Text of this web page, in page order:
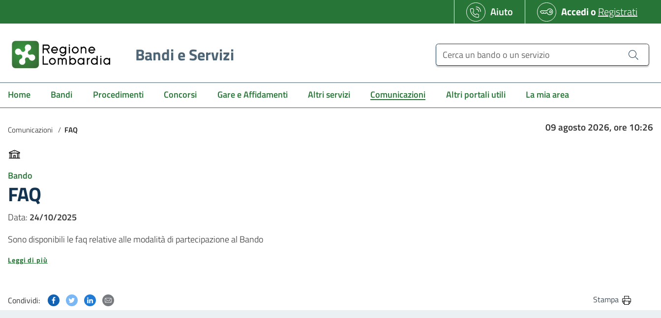
Aiuto AccedioRegistrati
Bandi e Servizi Cerca un bando o un servizio
Home Bandi Procedimenti Concorsi Gare e Affidamenti Altri servizi Comunicazioni Altri portali utili La mia area
Comunicazioni / FAQ 09 agosto 2026, ore 10:26
Bando
FAQ
Data: 24/10/2025
Sono disponibili le faq relative alle modalità di partecipazione al Bando
Leggi di più
Condividi: Condividi questa pagina su Facebook
Condividi questa pagina su Twitter
Condividi questa pagina su Linkedin Stampa